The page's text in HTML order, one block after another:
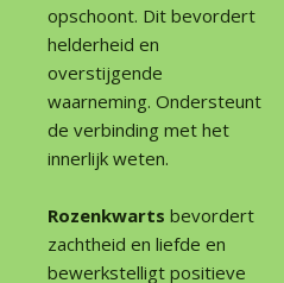
opschoont. Dit bevordert
helderheid en
overstijgende
waarneming. Ondersteunt
de verbinding met het
innerlijk weten.
Rozenkwarts bevordert
zachtheid en liefde en
bewerkstelligt positieve